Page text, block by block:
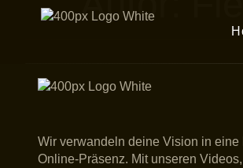
Wir verwandeln deine Vision in eine
Online-Präsenz. Mit unseren